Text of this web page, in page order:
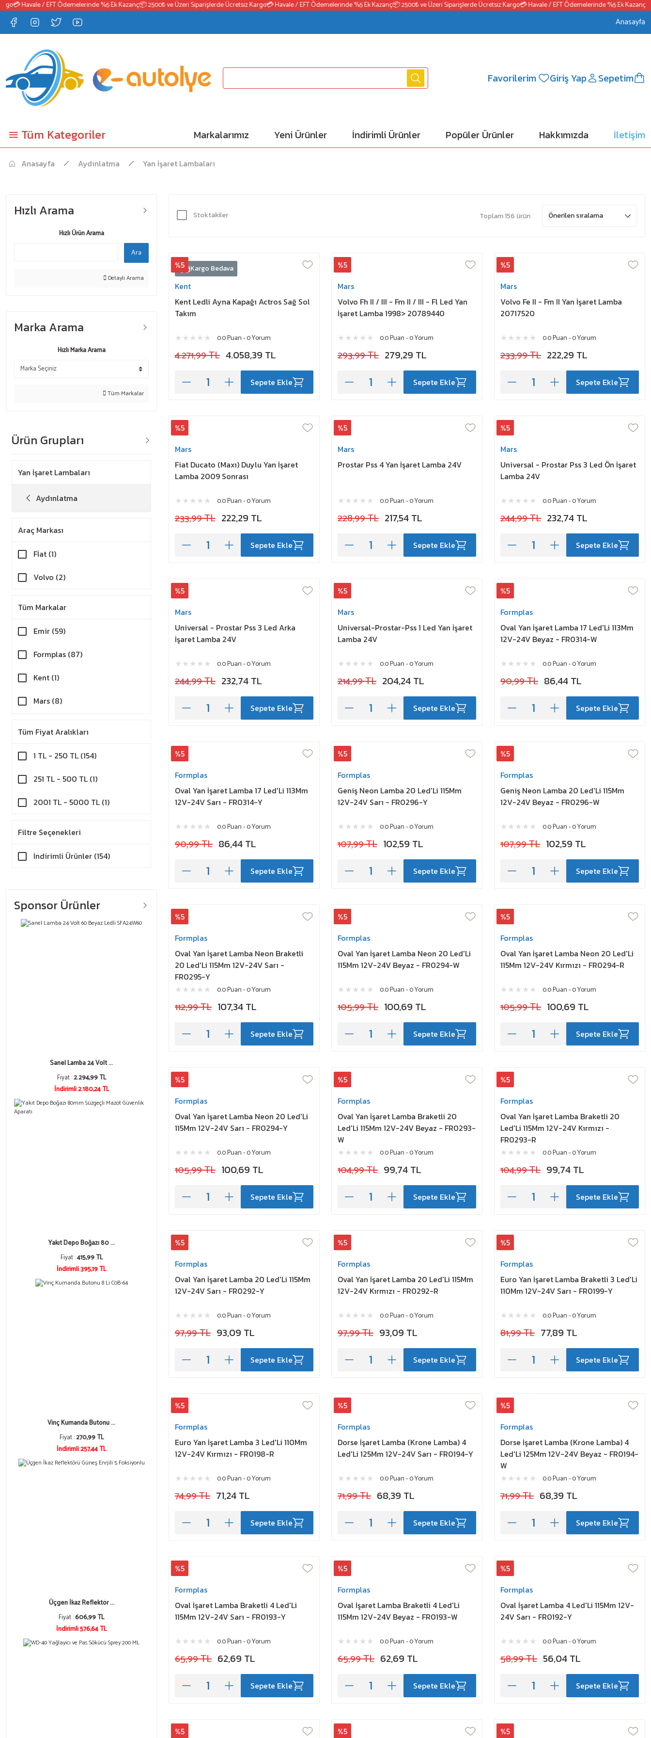
💳 Havale / EFT Ödemelerinde %5 Ek Kazanç📦 2500₺ ve Üzeri Siparişlerde Ücretsiz Kargo💳 Havale / EFT Ödemelerinde %5 Ek Kazanç📦 2500₺ ve Üzeri Siparişlerde Ücretsiz Kargo💳 Havale / EFT Ödemelerinde %5 Ek Kazanç
Anasayfa
Favorilerim Giriş Yap Sepetim
Tüm Kategoriler Markalarımız Yeni Ürünler İndirimli Ürünler Popüler Ürünler Hakkımızda İletişim
Anasayfa Aydınlatma Yan İşaret Lambaları
Hızlı Arama
Hızlı Ürün Arama
Ara
Detaylı Arama
Marka Arama
Hızlı Marka Arama
Tüm Markalar
Ürün Grupları
Yan İşaret Lambaları
Aydınlatma
Araç Markası
Fİat (1)
Volvo (2)
Tüm Markalar
Emir (59)
Formplas (87)
Kent (1)
Mars (8)
Tüm Fiyat Aralıkları
1 TL - 250 TL (154)
251 TL - 500 TL (1)
2001 TL - 5000 TL (1)
Filtre Seçenekleri
İndirimli Ürünler (154)
Sponsor Ürünler
Sanel Lamba 24 Volt ...
Fiyat :2.294,99 TL
İndirimli 2.180,24 TL
Yakıt Depo Boğazı 80 ...
Fiyat :415,99 TL
İndirimli 395,19 TL
Vinç Kumanda Butonu ...
Fiyat :270,99 TL
İndirimli 257,44 TL
Üçgen İkaz Reflektör ...
Fiyat :606,99 TL
İndirimli 576,64 TL
Stoktakiler Toplam 156 ürün
%5 Kargo Bedava
Kent
Kent Ledli Ayna Kapağı Actros Sağ Sol
Takım
0.0 Puan - 0 Yorum
4.271,99 TL 4.058,39 TL
Sepete Ekle
%5
Mars
Volvo Fh II / III - Fm II / III - Fl Led Yan
İşaret Lamba 1998> 20789440
0.0 Puan - 0 Yorum
293,99 TL 279,29 TL
Sepete Ekle
%5
Mars
Volvo Fe II - Fm II Yan İşaret Lamba
20717520
0.0 Puan - 0 Yorum
233,99 TL 222,29 TL
Sepete Ekle
%5
Mars
Fiat Ducato (Maxı) Duylu Yan İşaret
Lamba 2009 Sonrası
0.0 Puan - 0 Yorum
233,99 TL 222,29 TL
Sepete Ekle
%5
Mars
Prostar Pss 4 Yan İşaret Lamba 24V
0.0 Puan - 0 Yorum
228,99 TL 217,54 TL
Sepete Ekle
%5
Mars
Universal - Prostar Pss 3 Led Ön İşaret
Lamba 24V
0.0 Puan - 0 Yorum
244,99 TL 232,74 TL
Sepete Ekle
%5
Mars
Universal - Prostar Pss 3 Led Arka
İşaret Lamba 24V
0.0 Puan - 0 Yorum
244,99 TL 232,74 TL
Sepete Ekle
%5
Mars
Universal-Prostar-Pss 1 Led Yan İşaret
Lamba 24V
0.0 Puan - 0 Yorum
214,99 TL 204,24 TL
Sepete Ekle
%5
Formplas
Oval Yan İşaret Lamba 17 Led'Li 113Mm
12V-24V Beyaz - FR0314-W
0.0 Puan - 0 Yorum
90,99 TL 86,44 TL
Sepete Ekle
%5
Formplas
Oval Yan İşaret Lamba 17 Led'Li 113Mm
12V-24V Sarı - FR0314-Y
0.0 Puan - 0 Yorum
90,99 TL 86,44 TL
Sepete Ekle
%5
Formplas
Geniş Neon Lamba 20 Led'Li 115Mm
12V-24V Sarı - FR0296-Y
0.0 Puan - 0 Yorum
107,99 TL 102,59 TL
Sepete Ekle
%5
Formplas
Geniş Neon Lamba 20 Led'Li 115Mm
12V-24V Beyaz - FR0296-W
0.0 Puan - 0 Yorum
107,99 TL 102,59 TL
Sepete Ekle
%5
Formplas
Oval Yan İşaret Lamba Neon Braketli
20 Led'Li 115Mm 12V-24V Sarı -
FR0295-Y
0.0 Puan - 0 Yorum
112,99 TL 107,34 TL
Sepete Ekle
%5
Formplas
Oval Yan İşaret Lamba Neon 20 Led'Li
115Mm 12V-24V Beyaz - FR0294-W
0.0 Puan - 0 Yorum
105,99 TL 100,69 TL
Sepete Ekle
%5
Formplas
Oval Yan İşaret Lamba Neon 20 Led'Li
115Mm 12V-24V Kırmızı - FR0294-R
0.0 Puan - 0 Yorum
105,99 TL 100,69 TL
Sepete Ekle
%5
Formplas
Oval Yan İşaret Lamba Neon 20 Led'Li
115Mm 12V-24V Sarı - FR0294-Y
0.0 Puan - 0 Yorum
105,99 TL 100,69 TL
Sepete Ekle
%5
Formplas
Oval Yan İşaret Lamba Braketli 20
Led'Li 115Mm 12V-24V Beyaz - FR0293-
W
0.0 Puan - 0 Yorum
104,99 TL 99,74 TL
Sepete Ekle
%5
Formplas
Oval Yan İşaret Lamba Braketli 20
Led'Li 115Mm 12V-24V Kırmızı -
FR0293-R
0.0 Puan - 0 Yorum
104,99 TL 99,74 TL
Sepete Ekle
%5
Formplas
Oval Yan İşaret Lamba 20 Led'Li 115Mm
12V-24V Sarı - FR0292-Y
0.0 Puan - 0 Yorum
97,99 TL 93,09 TL
Sepete Ekle
%5
Formplas
Oval Yan İşaret Lamba 20 Led'Li 115Mm
12V-24V Kırmızı - FR0292-R
0.0 Puan - 0 Yorum
97,99 TL 93,09 TL
Sepete Ekle
%5
Formplas
Euro Yan İşaret Lamba Braketli 3 Led'Li
110Mm 12V-24V Sarı - FR0199-Y
0.0 Puan - 0 Yorum
81,99 TL 77,89 TL
Sepete Ekle
%5
Formplas
Euro Yan İşaret Lamba 3 Led'Li 110Mm
12V-24V Kırmızı - FR0198-R
0.0 Puan - 0 Yorum
74,99 TL 71,24 TL
Sepete Ekle
%5
Formplas
Dorse İşaret Lamba (Krone Lamba) 4
Led'Li 125Mm 12V-24V Sarı - FR0194-Y
0.0 Puan - 0 Yorum
71,99 TL 68,39 TL
Sepete Ekle
%5
Formplas
Dorse İşaret Lamba (Krone Lamba) 4
Led'Li 125Mm 12V-24V Beyaz - FR0194-
W
0.0 Puan - 0 Yorum
71,99 TL 68,39 TL
Sepete Ekle
%5
Formplas
Oval İşaret Lamba Braketli 4 Led'Li
115Mm 12V-24V Sarı - FR0193-Y
0.0 Puan - 0 Yorum
65,99 TL 62,69 TL
Sepete Ekle
%5
Formplas
Oval İşaret Lamba Braketli 4 Led'Li
115Mm 12V-24V Beyaz - FR0193-W
0.0 Puan - 0 Yorum
65,99 TL 62,69 TL
Sepete Ekle
%5
Formplas
Oval İşaret Lamba 4 Led'Li 115Mm 12V-
24V Sarı - FR0192-Y
0.0 Puan - 0 Yorum
58,99 TL 56,04 TL
Sepete Ekle
%5 %5 %5